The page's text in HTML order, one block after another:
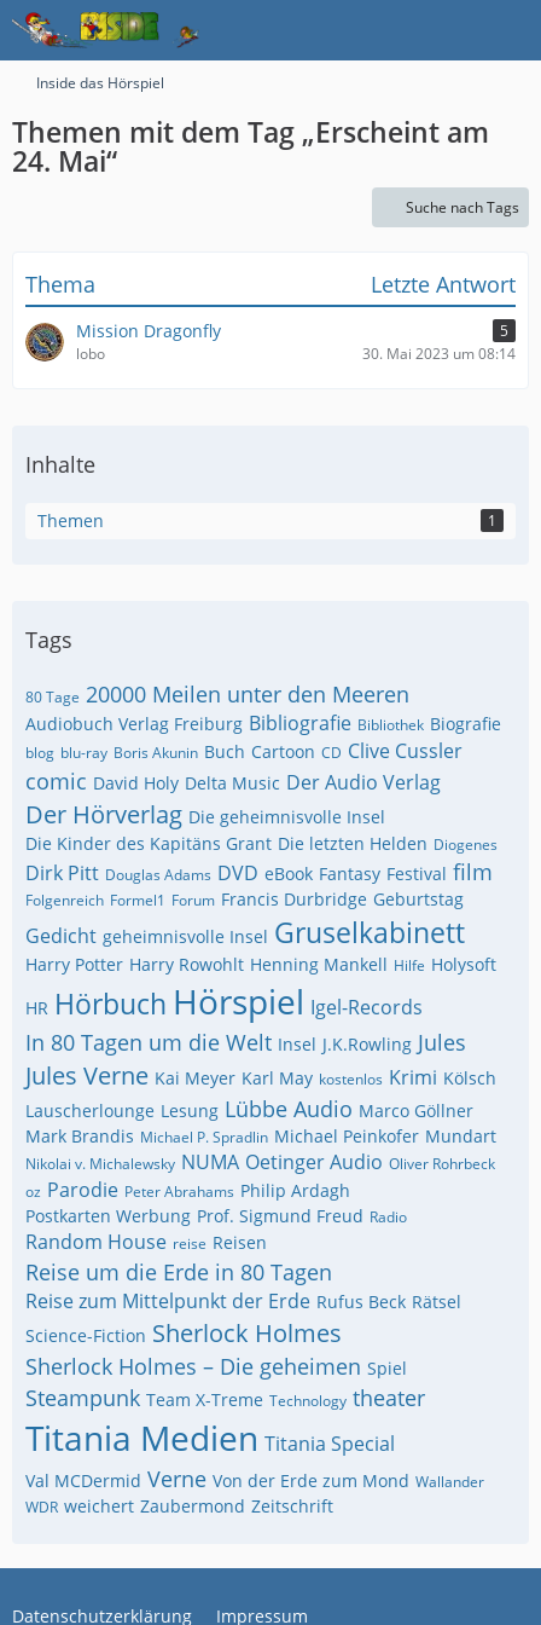
Inside das Hörspiel
Themen mit dem Tag „Erscheint am
24. Mai“
Suche nach Tags
Thema Letzte Antwort
Mission Dragonfly
5
lobo
30. Mai 2023 um 08:14
Inhalte
Themen 1
Tags
80 Tage 20000 Meilen unter den Meeren
Audiobuch Verlag Freiburg Bibliografie Bibliothek Biografie
blog blu-ray Boris Akunin Buch Cartoon CD Clive Cussler
comic David Holy Delta Music Der Audio Verlag
Der Hörverlag Die geheimnisvolle Insel
Die Kinder des Kapitäns Grant Die letzten Helden Diogenes
Dirk Pitt Douglas Adams DVD eBook Fantasy Festival film
Folgenreich Formel1 Forum Francis Durbridge Geburtstag
Gedicht geheimnisvolle Insel Gruselkabinett
Harry Potter Harry Rowohlt Henning Mankell Hilfe Holysoft
HR Hörbuch Hörspiel Igel-Records
In 80 Tagen um die Welt Insel J.K.Rowling Jules
Jules Verne Kai Meyer Karl May kostenlos Krimi Kölsch
Lauscherlounge Lesung Lübbe Audio Marco Göllner
Mark Brandis Michael P. Spradlin Michael Peinkofer Mundart
Nikolai v. Michalewsky NUMA Oetinger Audio Oliver Rohrbeck
oz Parodie Peter Abrahams Philip Ardagh
Postkarten Werbung Prof. Sigmund Freud Radio
Random House reise Reisen
Reise um die Erde in 80 Tagen
Reise zum Mittelpunkt der Erde Rufus Beck Rätsel
Science-Fiction Sherlock Holmes
Sherlock Holmes – Die geheimen Spiel
Steampunk Team X-Treme Technology theater
Titania Medien Titania Special
Val MCDermid Verne Von der Erde zum Mond Wallander
WDR weichert Zaubermond Zeitschrift
Datenschutzerklärung Impressum